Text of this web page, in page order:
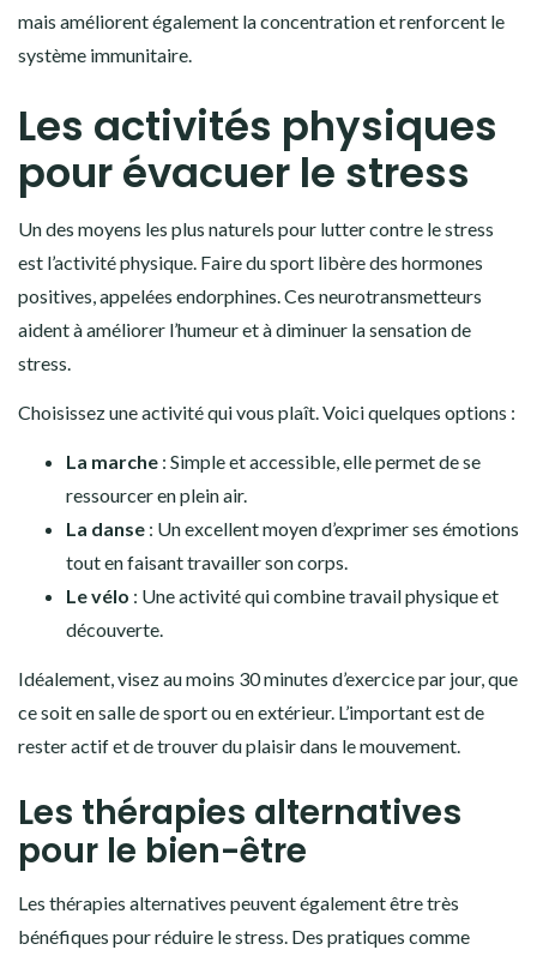
mais améliorent également la concentration et renforcent le
système immunitaire.
Les activités physiques
pour évacuer le stress
Un des moyens les plus naturels pour lutter contre le stress
est l’activité physique. Faire du sport libère des hormones
positives, appelées endorphines. Ces neurotransmetteurs
aident à améliorer l’humeur et à diminuer la sensation de
stress.
Choisissez une activité qui vous plaît. Voici quelques options :
La marche : Simple et accessible, elle permet de se
ressourcer en plein air.
La danse : Un excellent moyen d’exprimer ses émotions
tout en faisant travailler son corps.
Le vélo : Une activité qui combine travail physique et
découverte.
Idéalement, visez au moins 30 minutes d’exercice par jour, que
ce soit en salle de sport ou en extérieur. L’important est de
rester actif et de trouver du plaisir dans le mouvement.
Les thérapies alternatives
pour le bien-être
Les thérapies alternatives peuvent également être très
bénéfiques pour réduire le stress. Des pratiques comme